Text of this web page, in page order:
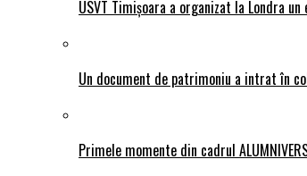
USVT Timișoara a organizat la Londra
Un document de patrimoniu a intrat în
Primele momente din cadrul